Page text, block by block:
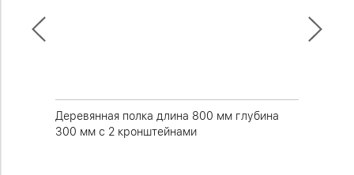
Деревянная полка длина 800 мм глубина
300 мм с 2 кронштейнами